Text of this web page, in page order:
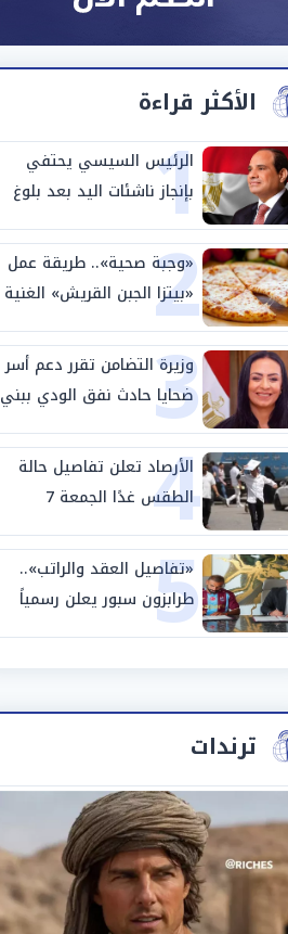
الأكثر قراءة
1
الرئيس السيسي يحتفي
بإنجاز ناشئات اليد بعد بلوغ
نصف نهائي كأس العالم
2
«وجبة صحية».. طريقة عمل
«بيتزا الجبن القريش» الغنية
بالبروتين
3
وزيرة التضامن تقرر دعم أسر
ضحايا حادث نفق الودي ببني
سويف
4
الأرصاد تعلن تفاصيل حالة
الطقس غدًا الجمعة 7
أغسطس 2026
5
«تفاصيل العقد والراتب»..
طرابزون سبور يعلن رسمياً
ضم محمد صلاح لمدة عامين
ترندات